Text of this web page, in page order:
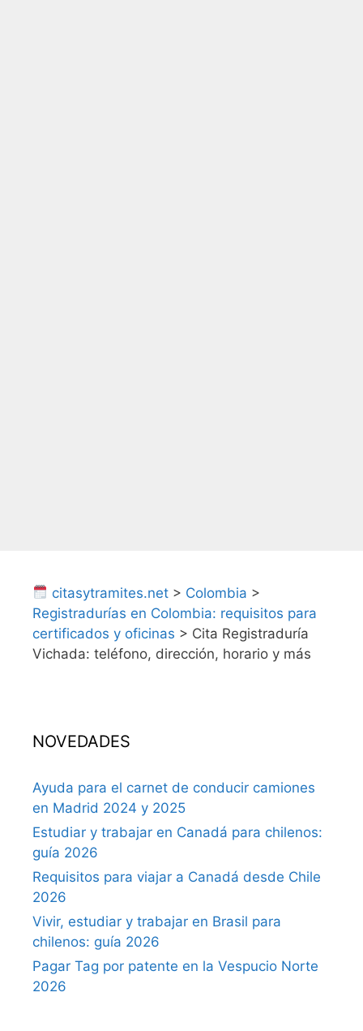
citasytramites.net > Colombia >
Registradurías en Colombia: requisitos para
certificados y oficinas > Cita Registraduría
Vichada: teléfono, dirección, horario y más
NOVEDADES
Ayuda para el carnet de conducir camiones
en Madrid 2024 y 2025
Estudiar y trabajar en Canadá para chilenos:
guía 2026
Requisitos para viajar a Canadá desde Chile
2026
Vivir, estudiar y trabajar en Brasil para
chilenos: guía 2026
Pagar Tag por patente en la Vespucio Norte
2026